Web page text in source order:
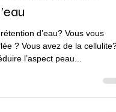
Cellulite et Anti
d’eau? Vous vous
l’aspect peau...